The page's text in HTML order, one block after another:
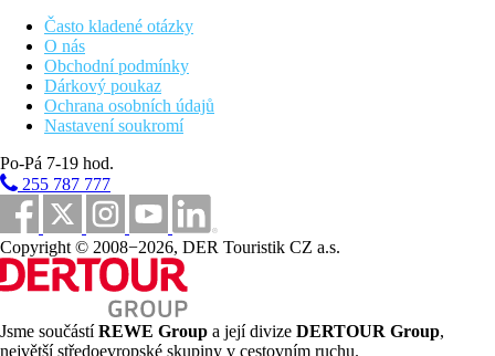
Často kladené otázky
O nás
Obchodní podmínky
Dárkový poukaz
Ochrana osobních údajů
Nastavení soukromí
Po-Pá 7-19 hod.
255 787 777
Copyright © 2008−2026, DER Touristik CZ a.s.
Jsme součástíREWE Group a její divize DERTOUR Group,
největší středoevropské skupiny v cestovním ruchu.